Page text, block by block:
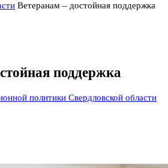
Ветеранам – достойная поддержка
поддержка
политики Свердловской области